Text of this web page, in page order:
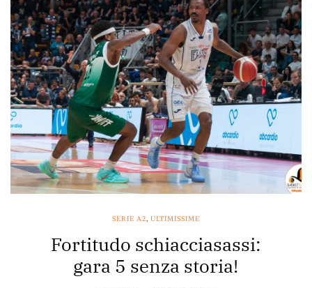
SERIE A2, ULTIMISSIME
Fortitudo schiacciasassi:
gara 5 senza storia!